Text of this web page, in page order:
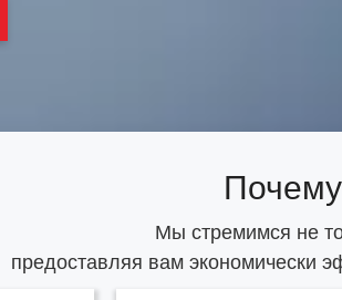
Мы стремимся не
предоставляя вам экономически